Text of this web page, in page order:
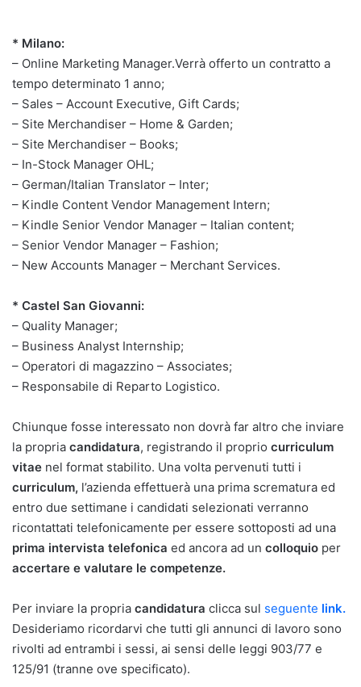
* Milano:
– Online Marketing Manager.Verrà offerto un contratto a
tempo determinato 1 anno;
– Sales – Account Executive, Gift Cards;
– Site Merchandiser – Home & Garden;
– Site Merchandiser – Books;
– In-Stock Manager OHL;
– German/Italian Translator – Inter;
– Kindle Content Vendor Management Intern;
– Kindle Senior Vendor Manager – Italian content;
– Senior Vendor Manager – Fashion;
– New Accounts Manager – Merchant Services.
* Castel San Giovanni:
– Quality Manager;
– Business Analyst Internship;
– Operatori di magazzino – Associates;
– Responsabile di Reparto Logistico.
Chiunque fosse interessato non dovrà far altro che inviare
la propria candidatura, registrando il proprio curriculum
vitae nel format stabilito. Una volta pervenuti tutti i
curriculum, l’azienda effettuerà una prima scrematura ed
entro due settimane i candidati selezionati verranno
ricontattati telefonicamente per essere sottoposti ad una
prima intervista telefonica ed ancora ad un colloquio per
accertare e valutare le competenze.
Per inviare la propria candidatura clicca sul seguente link.
Desideriamo ricordarvi che tutti gli annunci di lavoro sono
rivolti ad entrambi i sessi, ai sensi delle leggi 903/77 e
125/91 (tranne ove specificato).